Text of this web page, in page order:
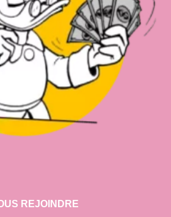
REJOINDRE